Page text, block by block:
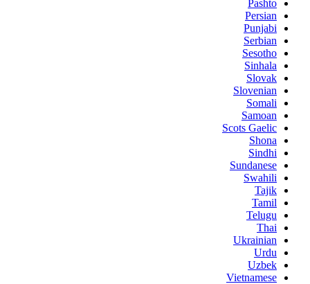
Pashto
Persian
Punjabi
Serbian
Sesotho
Sinhala
Slovak
Slovenian
Somali
Samoan
Scots Gaelic
Shona
Sindhi
Sundanese
Swahili
Tajik
Tamil
Telugu
Thai
Ukrainian
Urdu
Uzbek
Vietnamese